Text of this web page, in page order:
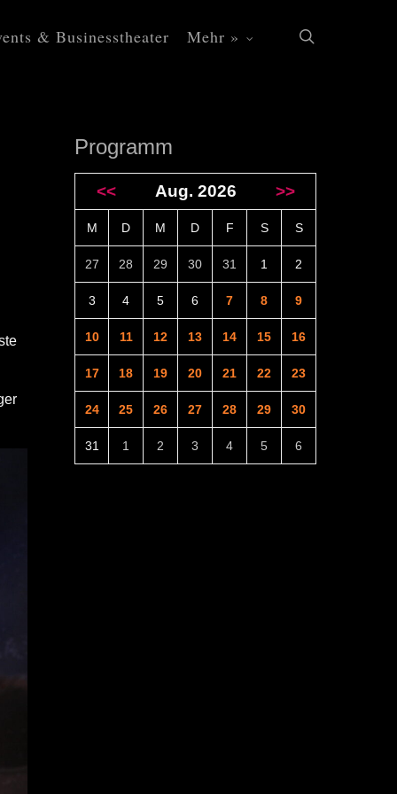
& Businesstheater Mehr »
Programm
<< Aug. 2026 >>
M D M D F S S
27 28 29 30 31 1 2
3 4 5 6 7 8 9
10 11 12 13 14 15 16
17 18 19 20 21 22 23
24 25 26 27 28 29 30
31 1 2 3 4 5 6